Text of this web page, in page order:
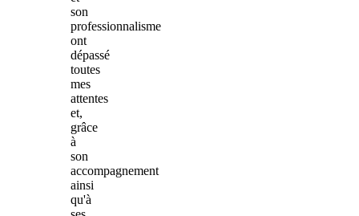
son
professionnalisme
ont
dépassé
toutes
mes
attentes
et,
grâce
à
son
accompagnement
ainsi
qu'à